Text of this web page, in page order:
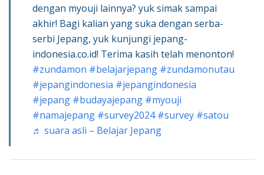
dengan myouji lainnya? yuk simak sampai
akhir! Bagi kalian yang suka dengan serba-
serbi Jepang, yuk kunjungi jepang-
indonesia.co.id! Terima kasih telah menonton!
#zundamon #belajarjepang #zundamonutau
#jepangindonesia #jepangindonesia
#jepang #budayajepang #myouji
#namajepang #survey2024 #survey #satou
♬ suara asli – Belajar Jepang